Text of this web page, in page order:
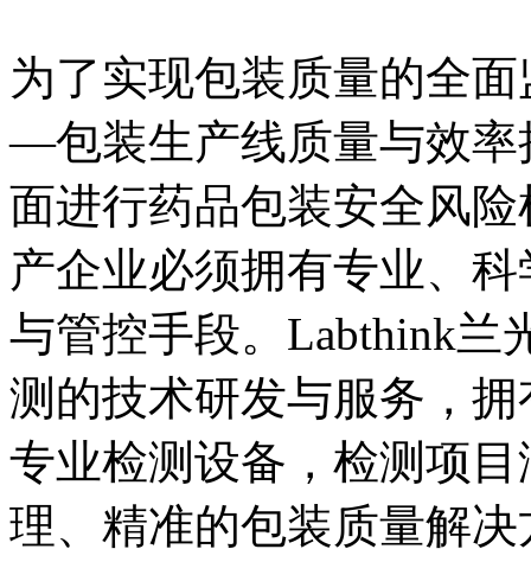
为了实现包装质量的全
—包装生产线质量与效
面进行药品包装安全风
产企业必须拥有专业、
与管控手段。Labthink兰
测的技术研发与服务，
专业检测设备，检测项
理、精准的包装质量解决